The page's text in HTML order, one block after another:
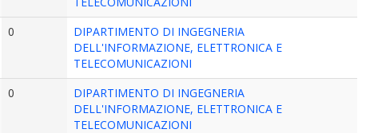
0
DIPARTIMENTO DI INGEGNERIA
DELL'INFORMAZIONE, ELETTRONICA E
TELECOMUNICAZIONI
0
DIPARTIMENTO DI INGEGNERIA
DELL'INFORMAZIONE, ELETTRONICA E
TELECOMUNICAZIONI